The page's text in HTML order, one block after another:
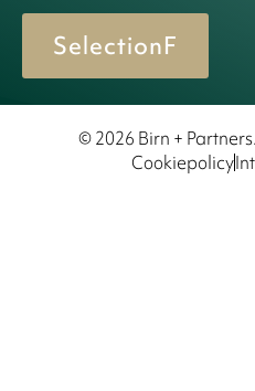
SelectionF
© 2026 Birn +
Cookiepolicy